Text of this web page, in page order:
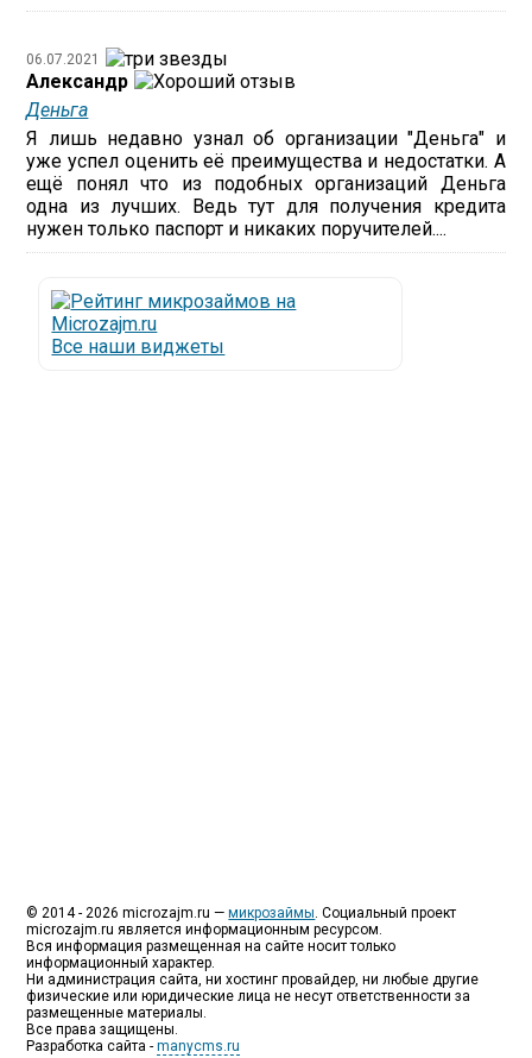
06.07.2021
Александр
Деньга
Я лишь недавно узнал об организации "Деньга" и
уже успел оценить её преимущества и недостатки. А
ещё понял что из подобных организаций Деньга
одна из лучших. Ведь тут для получения кредита
нужен только паспорт и никаких поручителей....
Все наши виджеты
© 2014 - 2026 microzajm.ru —микрозаймы. Социальный проект
microzajm.ru является информационным ресурсом.
Вся информация размещенная на сайте носит только
информационный характер.
Ни администрация сайта, ни хостинг провайдер, ни любые другие
физические или юридические лица не несут ответственности за
размещенные материалы.
Все права защищены.
Разработка сайта -manycms.ru